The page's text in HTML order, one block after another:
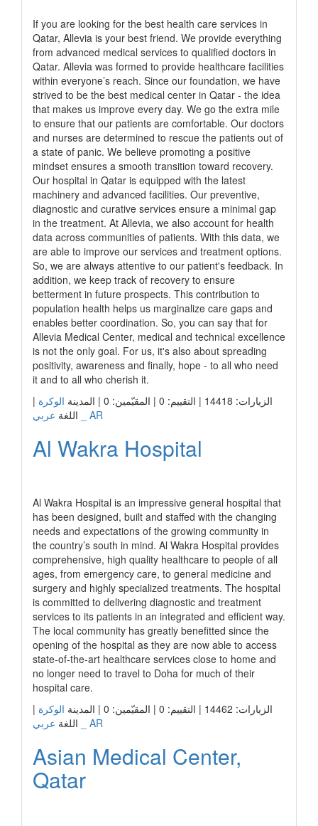
If you are looking for the best health care services in
Qatar, Allevia is your best friend. We provide everything
from advanced medical services to qualified doctors in
Qatar. Allevia was formed to provide healthcare facilities
within everyone’s reach. Since our foundation, we have
strived to be the best medical center in Qatar - the idea
that makes us improve every day. We go the extra mile
to ensure that our patients are comfortable. Our doctors
and nurses are determined to rescue the patients out of
a state of panic. We believe promoting a positive
mindset ensures a smooth transition toward recovery.
Our hospital in Qatar is equipped with the latest
machinery and advanced facilities. Our preventive,
diagnostic and curative services ensure a minimal gap
in the treatment. At Allevia, we also account for health
data across communities of patients. With this data, we
are able to improve our services and treatment options.
So, we are always attentive to our patient's feedback. In
addition, we keep track of recovery to ensure
betterment in future prospects. This contribution to
population health helps us marginalize care gaps and
enables better coordination. So, you can say that for
Allevia Medical Center, medical and technical excellence
is not the only goal. For us, it's also about spreading
positivity, awareness and finally, hope - to all who need
it and to all who cherish it.
الزيارات: 14418 | التقييم: 0 | المقيّمين: 0 | المدينة
الوكرة |
اللغة عربي _ AR
Al Wakra Hospital
Al Wakra Hospital is an impressive general hospital that
has been designed, built and staffed with the changing
needs and expectations of the growing community in
the country’s south in mind. Al Wakra Hospital provides
comprehensive, high quality healthcare to people of all
ages, from emergency care, to general medicine and
surgery and highly specialized treatments. The hospital
is committed to delivering diagnostic and treatment
services to its patients in an integrated and efficient way.
The local community has greatly benefitted since the
opening of the hospital as they are now able to access
state-of-the-art healthcare services close to home and
no longer need to travel to Doha for much of their
hospital care.
الزيارات: 14462 | التقييم: 0 | المقيّمين: 0 | المدينة
الوكرة |
اللغة عربي _ AR
Asian Medical Center,
Qatar